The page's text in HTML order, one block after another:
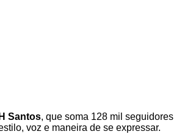
Santos, que soma 128 mil seguidores
voz e maneira de se expressar.